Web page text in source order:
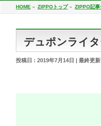
HOME » ZIPPOトップ» ZIPPO記事
デュポンライ
投稿日 : 2019年7月14日 最終更